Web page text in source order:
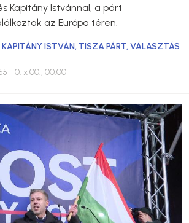
Kapitány Istvánnal, a párt
az Európa téren.
KAPITÁNY ISTVÁN, TISZA PÁRT,VÁLASZTÁS
- 0. x 00., 00:00